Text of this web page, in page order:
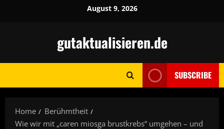
August 9, 2026
gutaktualisieren.de
SUBSCRIBE
Home
Berühmtheit
Wie wir mit „caren miosga brustkrebs“ umgehen – und